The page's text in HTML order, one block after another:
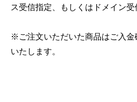
ス受信指定、もしくはドメイン受
※ご注文いただいた商品はご入金
いたします。